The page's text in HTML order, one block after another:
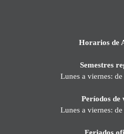
Horarios de
Semestres
Lunes a viernes:
Períodos de
Lunes a viernes:
Feriados